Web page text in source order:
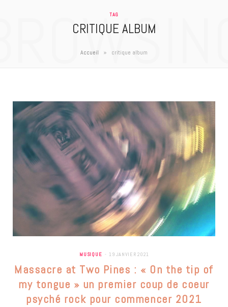
TAG
CRITIQUE ALBUM
Accueil » critique album
MUSIQUE 19 JANVIER 2021
Massacre at Two Pines : « On the tip of
my tongue » un premier coup de coeur
psyché rock pour commencer 2021